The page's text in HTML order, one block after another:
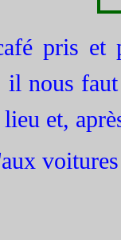
pris et
il nous
et,